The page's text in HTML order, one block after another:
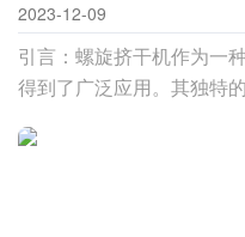
2023-12-09
引言：螺旋挤干机作为一
得到了广泛应用。其独特
同物料脱水处理中的应用